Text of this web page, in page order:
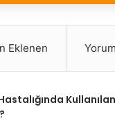
Eklenen
Kullanılan